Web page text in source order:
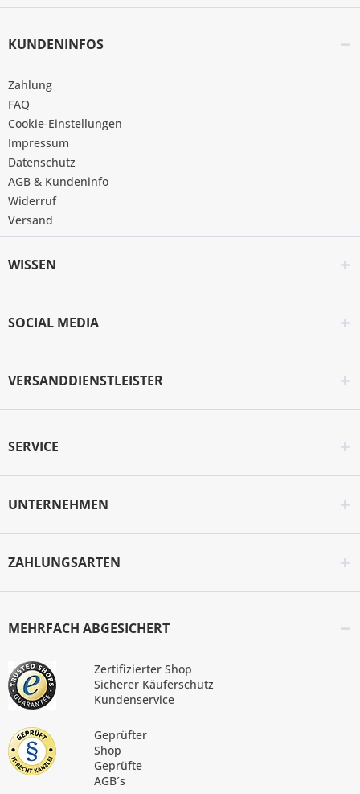
KUNDENINFOS
Zahlung
FAQ
Cookie-Einstellungen
Impressum
Datenschutz
AGB & Kundeninfo
Widerruf
Versand
WISSEN
SOCIAL MEDIA
VERSANDDIENSTLEISTER
SERVICE
UNTERNEHMEN
ZAHLUNGSARTEN
MEHRFACH ABGESICHERT
Zertifizierter Shop
Sicherer Käuferschutz
Kundenservice
Geprüfter
Shop
Geprüfte
AGB´s